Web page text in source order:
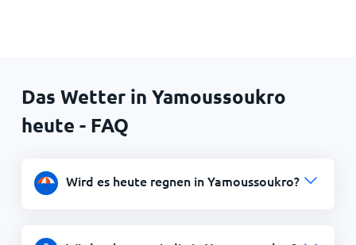
Das Wetter in Yamoussoukro
heute - FAQ
Wird es heute regnen in Yamoussoukro?